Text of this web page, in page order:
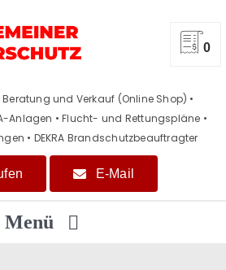
und Verkauf (Online Shop) •
Anlagen • Flucht- und Rettungspläne •
• DEKRA Brandschutzbeauftragter
E-Mail
0
Menü